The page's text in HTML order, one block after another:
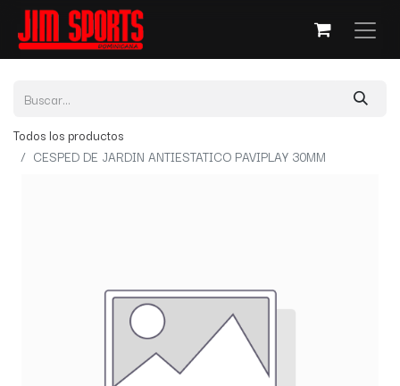
Todos los productos
CESPED DE JARDIN ANTIESTATICO PAVIPLAY 30MM